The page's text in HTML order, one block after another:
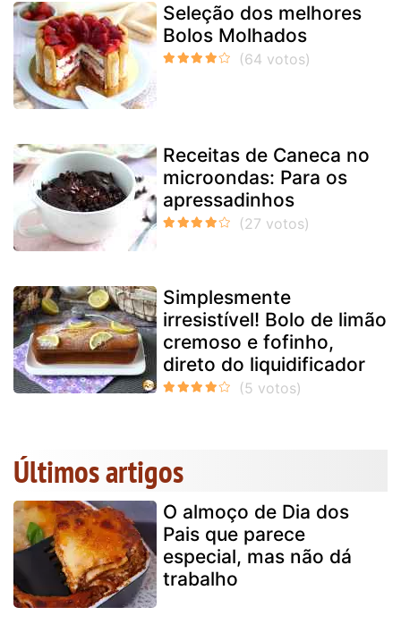
Seleção dos melhores
Bolos Molhados
Receitas de Caneca no
microondas: Para os
apressadinhos
Simplesmente
irresistível! Bolo de limão
cremoso e fofinho,
direto do liquidificador
Últimos artigos
O almoço de Dia dos
Pais que parece
especial, mas não dá
trabalho